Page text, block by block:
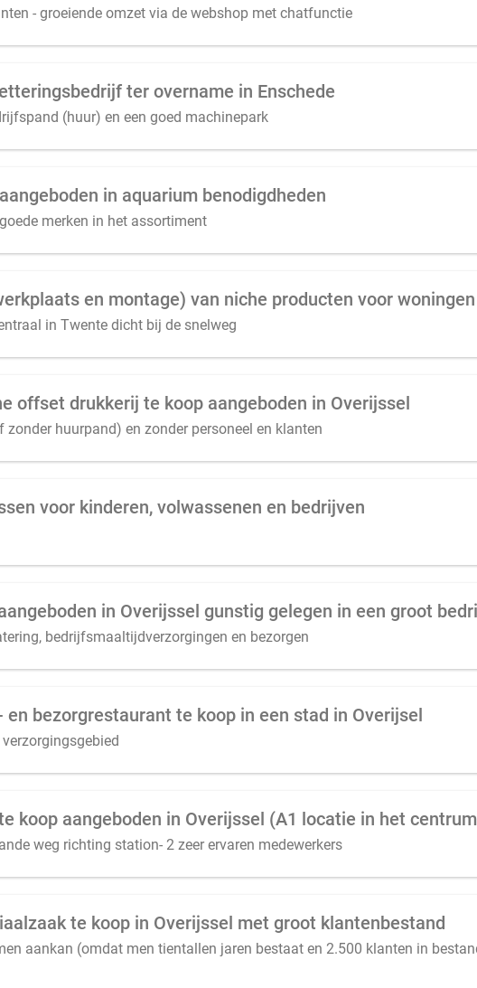
- groeiende omzet via de webshop met chatfunctie
ter overname in Enschede
(huur) en een goed machinepark
in aquarium benodigdheden
merken in het assortiment
in Twente dicht bij de snelweg
offset drukkerij te koop aangeboden in Overijssel
huurpand) en zonder personeel en klanten
voor kinderen, volwassenen en bedrijven
bedrijfsmaaltijdverzorgingen en bezorgen
en bezorgrestaurant te koop in een stad in Overijsel
koop aangeboden in Overijssel (A1 locatie in het
weg richting station- 2 zeer ervaren medewerkers
te koop in Overijssel met groot klantenbestand
aankan (omdat men tientallen jaren bestaat en 2.500 klanten in